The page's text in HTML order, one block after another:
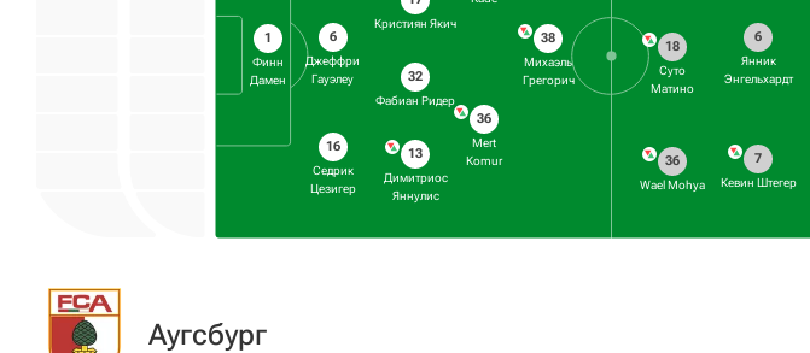
1
Финн
Дамен
6
Джеффри
Гауэлеу
16
Седрик
Цезигер
Кристиян Якич
32
Фабиан Ридер
13
Димитриос
Яннулис
36
Mert
Komur
38
Михаэль
Грегорич
6
Янник
Энгельхардт
7
Кевин Штегер
18
Суто
Матино
36
Wael Mohya
Аугсбург